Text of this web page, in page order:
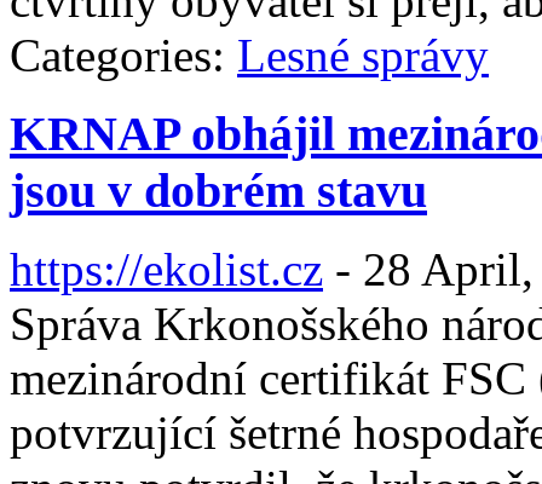
Categories: Lesné správy
KRNAP obhájil
jsou v dobrém stavu
https://ekolist.cz - 28 April,
Správa Krkonošského
mezinárodní certifikát
potvrzující šetrné